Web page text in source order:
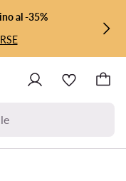
al -35%